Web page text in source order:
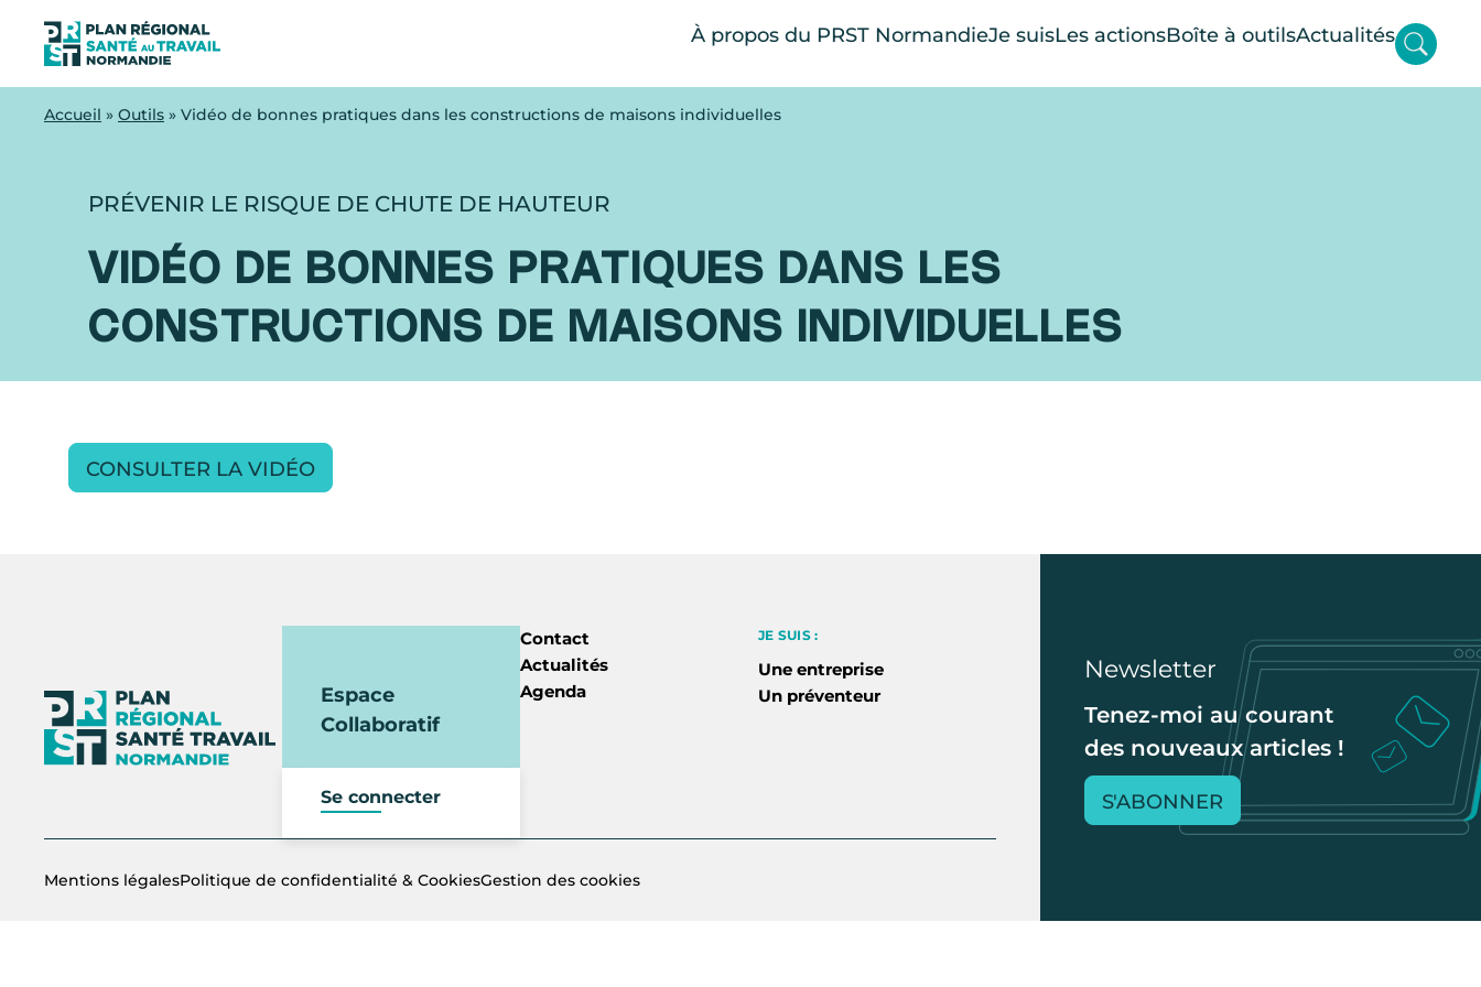
À propos du PRST NormandieJe suisLes actionsBoîte à outilsActualités
Accueil » Outils » Vidéo de bonnes pratiques dans les constructions de maisons individuelles
PRÉVENIR LE RISQUE DE CHUTE DE HAUTEUR
VIDÉO DE BONNES PRATIQUES DANS LES
CONSTRUCTIONS DE MAISONS INDIVIDUELLES
CONSULTER LA VIDÉO
Espace
Collaboratif
Se connecter
Contact
Actualités
Agenda
JE SUIS :
Une entreprise
Un préventeur
Mentions légalesPolitique de confidentialité & CookiesGestion des cookies
Newsletter
Tenez-moi au courant
des nouveaux articles !
S'ABONNER